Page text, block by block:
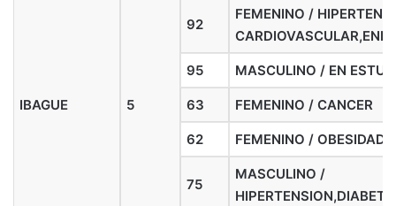
IBAGUE 5
92
FEMENINO /
95 MASCULINO / EN
63 FEMENINO / CANCER
62 FEMENINO / OBESIDAD
75
MASCULINO /